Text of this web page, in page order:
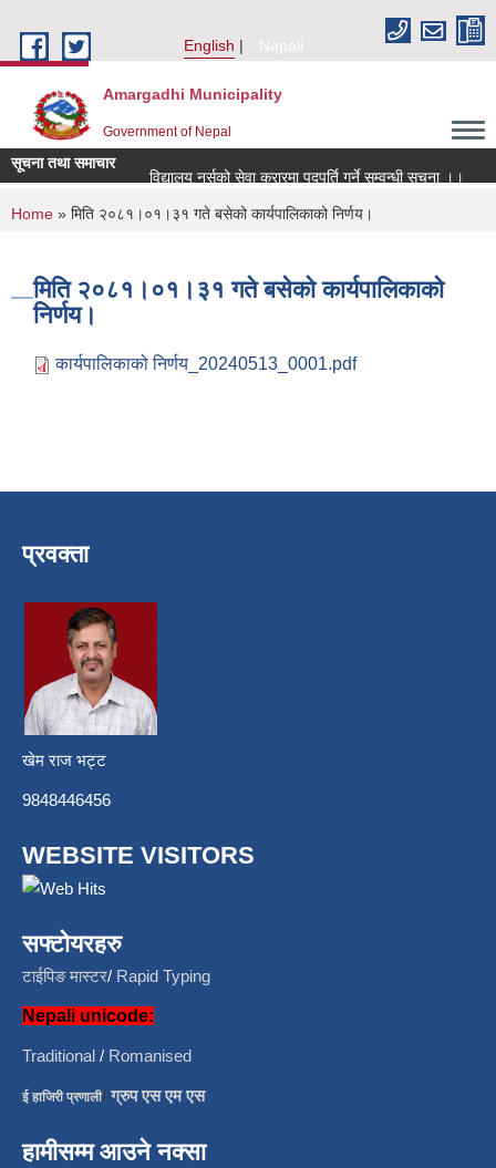
English
Nepali
Amargadhi Municipality
Government of Nepal
सूचना तथा समाचार
विद्यालय नर्सको सेवा करारमा पदपूर्ति गर्ने सम्वन्धी सूचना ।।
You are here
Home » मिति २०८१।०१।३१ गते बसेको कार्यपालिकाको निर्णय।
मिति २०८१।०१।३१ गते बसेको कार्यपालिकाको
निर्णय।
कार्यपालिकाको निर्णय_20240513_0001.pdf
प्रवक्ता
खेम राज भट्ट
9848446456
WEBSITE VISITORS
सफ्टोयरहरु
टाईपिङ मास्टर/ Rapid Typing
Nepali unicode:
Traditional / Romanised
ई हाजिरी प्रणाली/ग्रुप एस एम एस
हामीसम्म आउने नक्सा